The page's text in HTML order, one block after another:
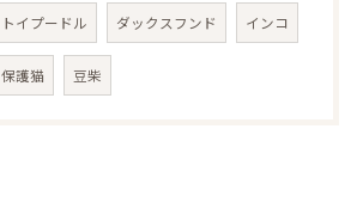
トイプードル ダックスフンド インコ
保護猫 豆柴